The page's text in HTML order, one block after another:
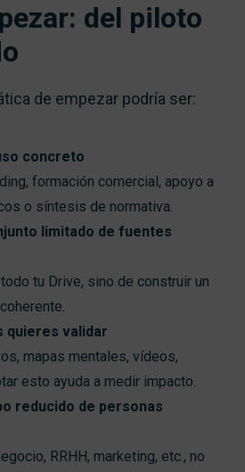
del piloto
de empezar podría ser:
concreto
formación comercial, apoyo a
o síntesis de normativa.
limitado de fuentes
tu Drive, sino de construir un
quieres validar
mapas mentales, vídeos,
esto ayuda a medir impacto.
reducido de personas
RRHH, marketing, etc., no